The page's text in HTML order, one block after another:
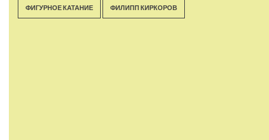
ФИГУРНОЕ КАТАНИЕ ФИЛИПП КИРКОРОВ